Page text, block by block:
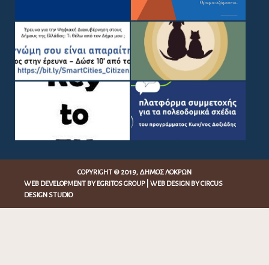
COPYRIGHT © 2019, ΔΉΜΟΣ ΛΟΚΡΏΝ
WEB DEVELOPMENT BY EGRITOS GROUP| WEB DESIGN BY CIRCUS
DESIGN STUDIO